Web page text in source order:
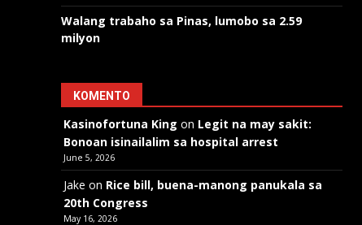
Walang trabaho sa Pinas, lumobo sa 2.59
milyon
KOMENTO
Kasinofortuna King on Legit na may sakit:
Bonoan isinailalim sa hospital arrest
June 5, 2026
Jake on Rice bill, buena-manong panukala sa
20th Congress
May 16, 2026